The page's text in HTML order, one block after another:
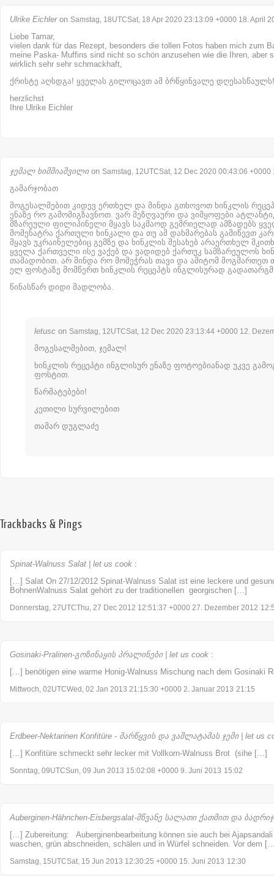
Ulrike Eichleron Samstag, 18UTCSat, 18 Apr 2020 23:13:09 +0000 18. April
Liebe Tamar,
vielen dank für das Rezept, besonders die tollen Fotos haben mich zum
meine Paska- Muffins sind nicht so schön anzusehen wie die Ihren, aber
wirklich sehr sehr schmackhaft,
ქრისტე აღსდგა! ყველას გილოცავთ ამ ბრწყინვალე დღესასწაულს!
herzlichst
Ihre Ulrike Eichler
ჯემალ ხიმშიაშვილი on Samstag, 12UTCSat, 12 Dec 2020 00:43:06
გამარჯობათ
მოგესალმებით კიდევ ერთხელ და მინდა გთხოვოთ ხინკლის
ენაზე რო გამომიგზავნოთ. ვარ მეზღვაური და ვიმყოფები
მზარეული ფილიპინელი მყავს საკმაოდ გემრიელად ამზადებს
მომენატრა ქართული ხინკალი და თუ ამ დახმარებას გამიწევთ
მყავს უკრაინელებიც გემზე და ხინკლის შესახებ არაერთხელ
ყველა ქართველი ისე ვაქებ და ვადიდებ ქართუკ სამზარეულოს
თამადობით. არ მინდა რო მომეჭრას თავი და ამიტომ მოგმართეთ
ელ ფოსტაზე მომწერთ ხინკლის რეცეპტს ინგლისურად
წინასწარ დიდი მადლობა.
letusc on Samstag, 12UTCSat, 12 Dec 2020 23:13:44 +0000 12.
მოგესალმებით, ჯემალ!
ხინკლის რეცეპტი ინგლისურ ენაზე ფოტოებიანად უკვე
ფოსტით.
წარმატებები!
კეთილი სურვილებით
თამარ დუგლაძე
Trackbacks & Pings
Spinat-Walnuss Salat | let us cook :
[…] Salat On 27/12/2012 Spinat-Walnuss Salat ist eine leckere und
BohnenWalnuss Salat gehört zu der traditionellen georgischen […]
Donnerstag, 27UTCThu, 27 Dec 2012 12:51:37 +0000 27. Dezember 2012
Gosinaki-Pralinen-გოზინაყის პრალინები | let us cook :
[…] benötigen eine warme Honig-Walnuss Mischung nach dem Gosinaki
Mittwoch, 02UTCWed, 02 Jan 2013 21:15:30 +0000 2. Januar 2013 21:15
Erdbeer-Nektarinen Konfitüre - მარწყვის და ვაშლატამას ჯემი | let us
[…] Konfitüre schmeckt sehr lecker mit Vollkorn-Walnuss Brot (sihe […]
Sonntag, 09UTCSun, 09 Jun 2013 15:02:08 +0000 9. Juni 2013 15:02
Auberginen-Hähnchen-Eisbergsalat-მწვანე სალათი ქათმით და
[…] Zubereitung: Auberginenbearbeitung können sie auch bei
waschen, grün abschneiden, schälen und in Würfel schneiden. Vor dem
Samstag, 15UTCSat, 15 Jun 2013 12:30:25 +0000 15. Juni 2013 12:30